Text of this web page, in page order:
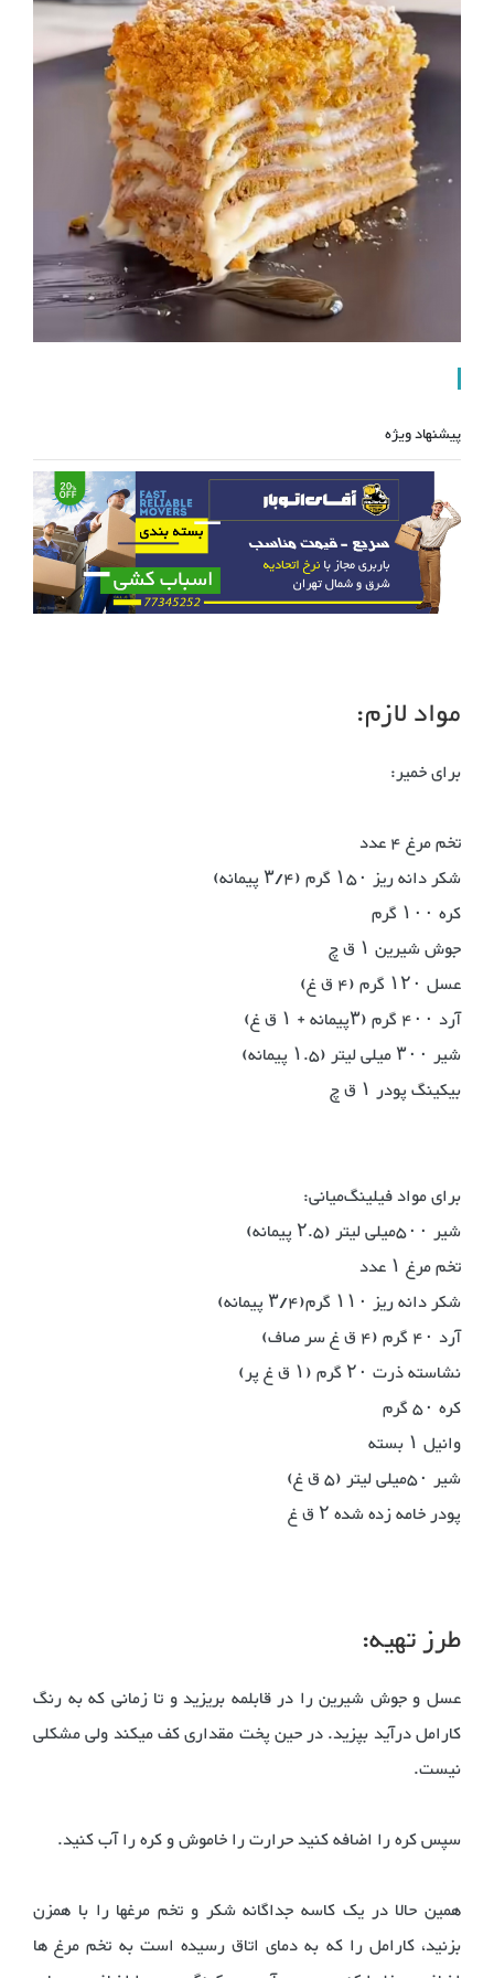
پیشنهاد ویژه
مواد لازم:
برای خمیر:
تخم مرغ ۴ عدد
شکر دانه ریز ۱۵۰ گرم (۳/۴ پیمانه)
کره ۱۰۰ گرم
جوش شیرین ۱ ق چ
عسل ۱۲۰ گرم (۴ ق غ)
آرد ۴۰۰ گرم (۳پیمانه + ۱ ق غ)
شیر ۳۰۰ میلی لیتر (۱.۵ پیمانه)
بیکینگ پودر ۱ ق چ
برای مواد فیلینگ‌میانی:
شیر ۵۰۰‌میلی لیتر (۲.۵ پیمانه)
تخم مرغ ۱ عدد
شکر دانه ریز ۱۱۰ گرم(۳/۴ پیمانه)
آرد ۴۰ گرم (۴ ق غ سر صاف)
نشاسته ذرت ۲۰ گرم (۱ ق غ پر)
کره ۵۰ گرم
وانیل ۱ بسته
شیر ۵۰‌میلی لیتر (۵ ق غ)
پودر خامه زده شده ۲ ق غ
طرز تهیه:
عسل و جوش شیرین را در قابلمه بریزید و تا زمانی که به رنگ
کارامل درآید بپزید. در حین پخت مقداری کف میکند ولی مشکلی
نیست.
سپس کره را اضافه کنید حرارت را خاموش و کره را آب کنید.
همین حالا در یک کاسه جداگانه شکر و تخم مرغها را با همزن
بزنید، کارامل را که به دمای اتاق رسیده است به تخم مرغ ها